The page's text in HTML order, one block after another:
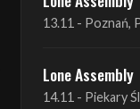
13.11 - Poznań,